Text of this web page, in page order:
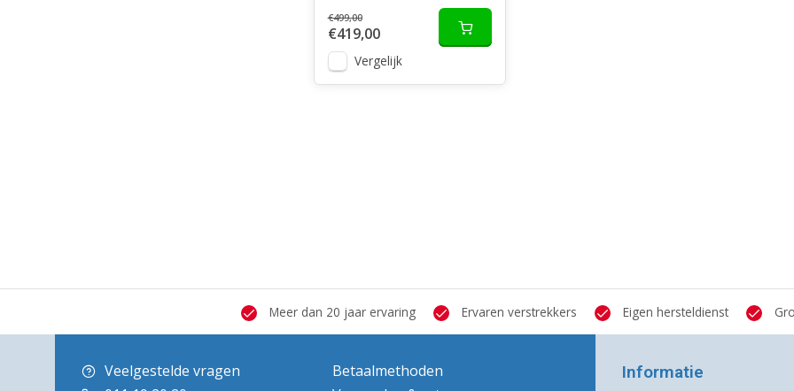
€499,00
€419,00
Vergelijk
Meer dan 20 jaar ervaring Ervaren verstrekkers Eigen hersteldienst
Veelgestelde vragen
Betaalmethoden
Informatie